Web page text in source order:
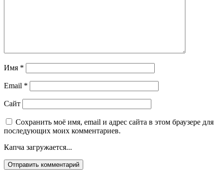
Имя *
Email *
Сайт
Сохранить моё имя, email и адрес сайта в этом браузере для
последующих моих комментариев.
Капча загружается...